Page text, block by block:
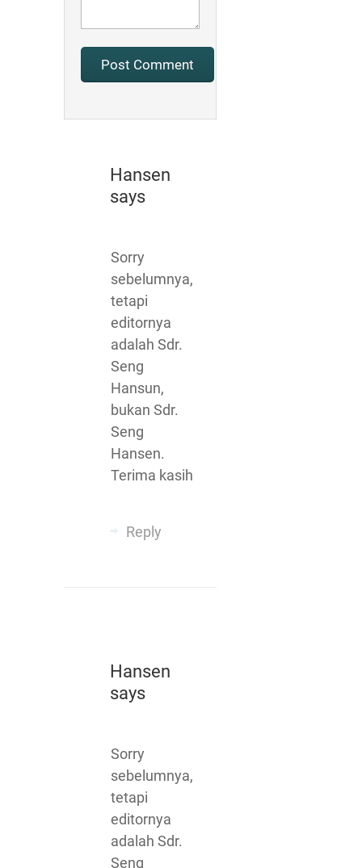
Hansen
says
Sorry
sebelumnya,
tetapi
editornya
adalah Sdr.
Seng
Hansun,
bukan Sdr.
Seng
Hansen.
Terima kasih
Reply
Hansen
says
Sorry
sebelumnya,
tetapi
editornya
adalah Sdr.
Seng